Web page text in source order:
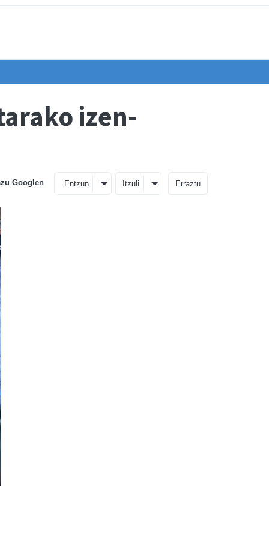
izen-
Googlen Entzun Itzuli Erraztu